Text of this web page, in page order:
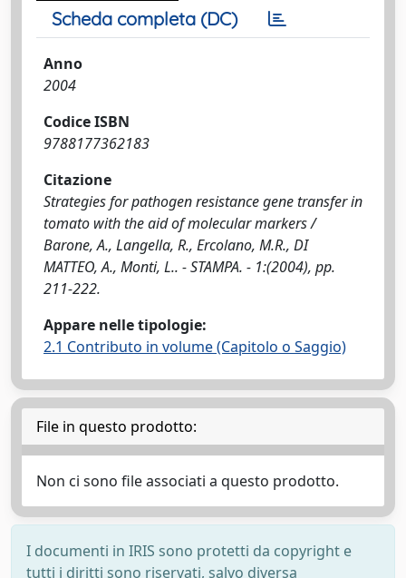
Scheda completa (DC)
Anno
2004
Codice ISBN
9788177362183
Citazione
Strategies for pathogen resistance gene transfer in
tomato with the aid of molecular markers /
Barone, A., Langella, R., Ercolano, M.R., DI
MATTEO, A., Monti, L.. - STAMPA. - 1:(2004), pp.
211-222.
Appare nelle tipologie:
2.1 Contributo in volume (Capitolo o Saggio)
File in questo prodotto:
Non ci sono file associati a questo prodotto.
I documenti in IRIS sono protetti da copyright e
tutti i diritti sono riservati, salvo diversa